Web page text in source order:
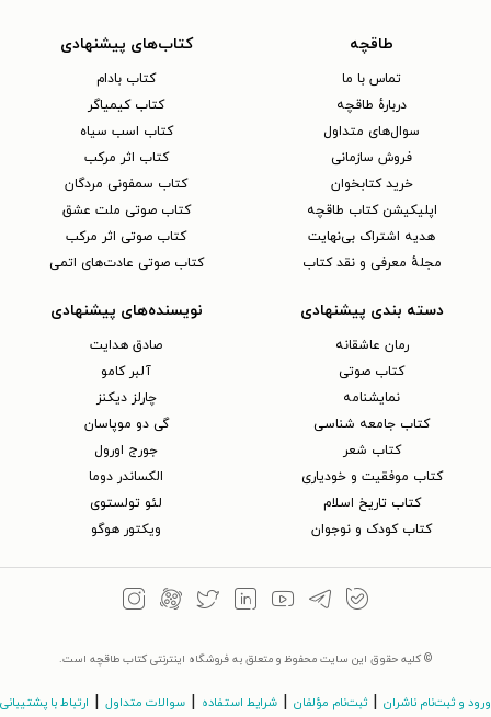
طاقچه
تماس با ما
دربارهٔ طاقچه
سوال‌های متداول
فروش سازمانی
خرید کتابخوان
اپلیکیشن کتاب طاقچه
هدیه اشتراک بی‌نهایت
مجلهٔ معرفی و نقد کتاب
کتاب‌های پیشنهادی
کتاب بادام
کتاب کیمیاگر
کتاب اسب سیاه
کتاب اثر مرکب
کتاب سمفونی مردگان
کتاب صوتی ملت عشق
کتاب صوتی اثر مرکب
کتاب صوتی عادت‌های اتمی
دسته بندی پیشنهادی
رمان عاشقانه
کتاب‌ صوتی
نمایشنامه
کتاب جامعه شناسی
کتاب شعر
کتاب موفقیت و خودیاری
کتاب تاریخ اسلام
کتاب کودک و نوجوان
نویسنده‌های پیشنهادی
صادق هدایت
آلبر کامو
چارلز دیکنز
گی دو موپاسان
جورج اورول
الکساندر دوما
لئو تولستوی
ویکتور هوگو
© کلیه حقوق این سایت محفوظ و متعلق به فروشگاه اینترنتی کتاب طاقچه است.
ورود و ثبت‌نام ناشران ثبت‌نام مؤلفان شرایط استفاده سوالات متداول ارتباط با پشتیبانی